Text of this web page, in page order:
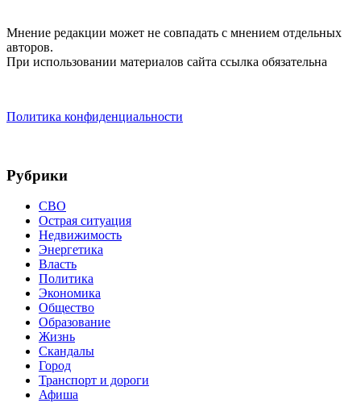
Мнение редакции может не совпадать с мнением отдельных
авторов.
При использовании материалов сайта ссылка обязательна
Политика конфиденциальности
Рубрики
СВО
Острая ситуация
Недвижимость
Энергетика
Власть
Политика
Экономика
Общество
Образование
Жизнь
Скандалы
Город
Транспорт и дороги
Афиша